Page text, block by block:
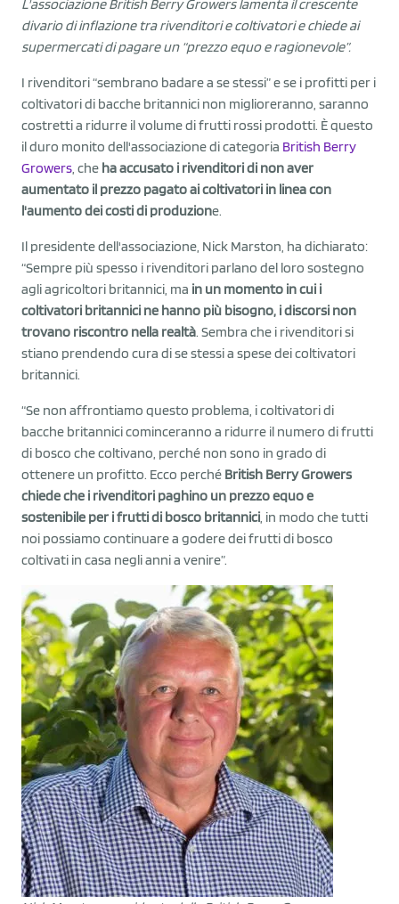
L'associazione British Berry Growers lamenta il crescente
divario di inflazione tra rivenditori e coltivatori e chiede ai
supermercati di pagare un “prezzo equo e ragionevole”.
I rivenditori “sembrano badare a se stessi” e se i profitti per i
coltivatori di bacche britannici non miglioreranno, saranno
costretti a ridurre il volume di frutti rossi prodotti. È questo
il duro monito dell'associazione di categoria British Berry
Growers, che ha accusato i rivenditori di non aver
aumentato il prezzo pagato ai coltivatori in linea con
l'aumento dei costi di produzione.
Il presidente dell'associazione, Nick Marston, ha dichiarato:
“Sempre più spesso i rivenditori parlano del loro sostegno
agli agricoltori britannici, ma in un momento in cui i
coltivatori britannici ne hanno più bisogno, i discorsi non
trovano riscontro nella realtà. Sembra che i rivenditori si
stiano prendendo cura di se stessi a spese dei coltivatori
britannici.
“Se non affrontiamo questo problema, i coltivatori di
bacche britannici cominceranno a ridurre il numero di frutti
di bosco che coltivano, perché non sono in grado di
ottenere un profitto. Ecco perché British Berry Growers
chiede che i rivenditori paghino un prezzo equo e
sostenibile per i frutti di bosco britannici, in modo che tutti
noi possiamo continuare a godere dei frutti di bosco
coltivati in casa negli anni a venire”.